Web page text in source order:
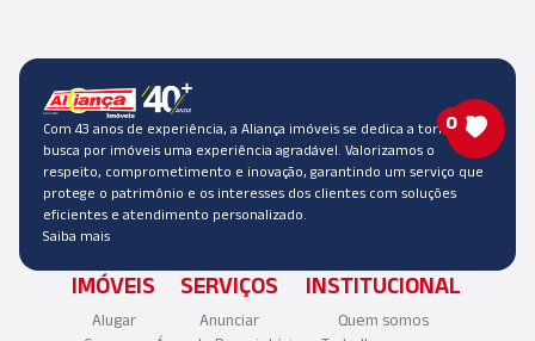
Com 43 anos de experiência, a Aliança imóveis se dedica a tornar a
busca por imóveis uma experiência agradável. Valorizamos o
respeito, comprometimento e inovação, garantindo um serviço que
protege o patrimônio e os interesses dos clientes com soluções
eficientes e atendimento personalizado.
Saiba mais
IMÓVEIS
Alugar
SERVIÇOS
Anunciar
INSTITUCIONAL
Quem somos
0